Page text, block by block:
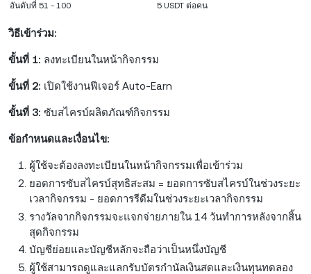
อันดับที่ 51 - 100
5 USDT ต่อคน
วิธีเข้าร่วม:
ขั้นที่ 1: ลงทะเบียนในหน้ากิจกรรม
ขั้นที่ 2: เปิดใช้งานฟีเจอร์ Auto-Earn
ขั้นที่ 3: ซับสไครบ์ผลิตภัณฑ์กิจกรรม
ข้อกำหนดและเงื่อนไข:
ผู้ใช้จะต้องลงทะเบียนในหน้ากิจกรรมเพื่อเข้าร่วม
ยอดการซับสไครบ์สุทธิสะสม = ยอดการซับสไครบ์ในช่วงระยะ
เวลากิจกรรม - ยอดการรีดีมในช่วงระยะเวลากิจกรรม
รางวัลจากกิจกรรมจะแจกจ่ายภายใน 14 วันทำการหลังจากสิ้น
สุดกิจกรรม
บัญชีย่อยและบัญชีหลักจะถือว่าเป็นหนึ่งบัญชี
ผู้ใช้สามารถดูและแลกรับบัตรกำนัลเงินสดและเงินทุนทดลอง